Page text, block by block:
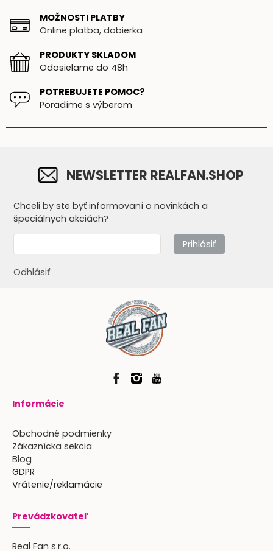
MOŽNOSTI PLATBY
Online platba, dobierka
PRODUKTY SKLADOM
Odosielame do 48h
POTREBUJETE POMOC?
Poradíme s výberom
NEWSLETTER REALFAN.SHOP
Chceli by ste byť informovaní o novinkách a
špeciálnych akciách?
Prihlásiť
Odhlásiť
Informácie
Obchodné podmienky
Zákaznícka sekcia
Blog
GDPR
Vrátenie/reklamácie
Prevádzkovateľ
Real Fan s.r.o.